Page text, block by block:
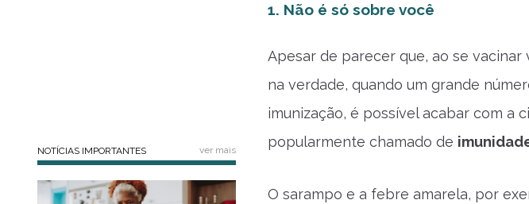
1. Não é só sobre você
Apesar de parecer que, ao se
na verdade, quando um grande
imunização, é possível acabar com a
popularmente chamado de
O sarampo e a febre amarela, por
NOTÍCIAS IMPORTANTES ver mais